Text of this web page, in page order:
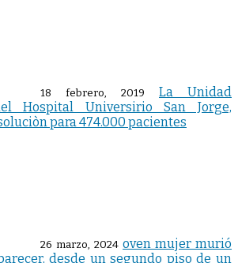
18 febrero, 2019
La Unidad
Hospital Universirio San Jorge,
para 474.000 pacientes
26 marzo, 2024 oven mujer murió
desde un segundo piso de un